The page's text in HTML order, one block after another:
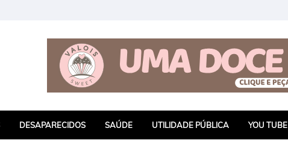
DESAPARECIDOS SAÚDE UTILIDADE PÚBLICA YOU TUBE